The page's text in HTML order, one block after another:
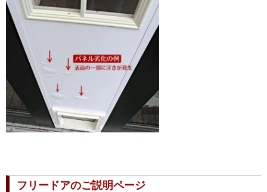
フリードアのご説明ページ